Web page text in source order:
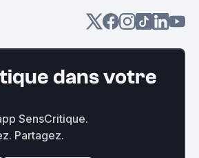
dans votre
SensCritique.
Partagez.